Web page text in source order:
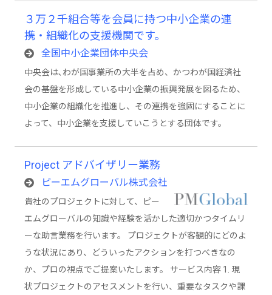
３万２千組合等を会員に持つ中小企業の連
携・組織化の支援機関です。
全国中小企業団体中央会
中央会は､わが国事業所の大半を占め、かつわが国経済社
会の基盤を形成している中小企業の振興発展を図るため、
中小企業の組織化を推進し、その連携を強固にすることに
よって、中小企業を支援していこうとする団体です。
Project アドバイザリー業務
ピーエムグローバル株式会社
貴社のプロジェクトに対して、ピー
エムグローバルの知識や経験を活かした適切かつタイムリ
ーな助言業務を行います。 プロジェクトが客観的にどのよ
うな状況にあり、どういったアクションを打つべきなの
か、プロの視点でご提案いたします。 サービス内容 1. 現
状プロジェクトのアセスメントを行い、重要なタスクや課